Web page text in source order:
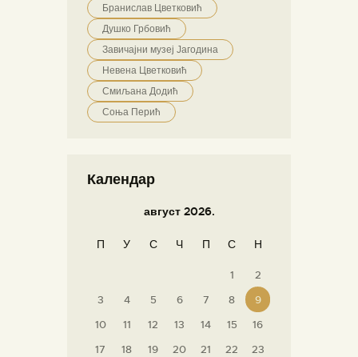
Бранислав Цветковић
Душко Грбовић
Завичајни музеј Јагодина
Невена Цветковић
Смиљана Додић
Соња Перић
Календар
август 2026.
П У С Ч П С Н
1
2
3
4 5 6 7 8
9
10
11 12 13 14 15
16
17
18 19 20 21 22
23